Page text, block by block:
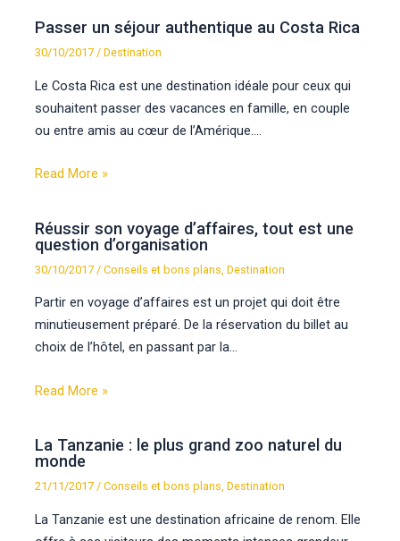
Passer un séjour authentique au Costa Rica
30/10/2017/Destination
Le Costa Rica est une destination idéale pour ceux qui
souhaitent passer des vacances en famille, en couple
ou entre amis au cœur de l’Amérique.…
Read More »
Réussir son voyage d’affaires, tout est une
question d’organisation
30/10/2017 /Conseils et bons plans ,Destination
Partir en voyage d’affaires est un projet qui doit être
minutieusement préparé. De la réservation du billet au
choix de l’hôtel, en passant par la…
Read More »
La Tanzanie : le plus grand zoo naturel du
monde
21/11/2017/Conseils et bons plans,Destination
La Tanzanie est une destination africaine de renom. Elle